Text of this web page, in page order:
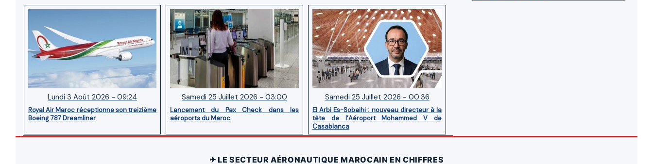
Lundi 3 Août 2026 - 09:24
Royal Air Maroc réceptionne son treizième
Boeing 787 Dreamliner
Samedi 25 Juillet 2026 - 03:00
Lancement du Pax Check dans les
aéroports du Maroc
Samedi 25 Juillet 2026 - 00:36
El Arbi Es-Sobaihi : nouveau directeur à la
tête de l’Aéroport Mohammed V de
Casablanca
✈ LE SECTEUR AÉRONAUTIQUE MAROCAIN EN CHIFFRES